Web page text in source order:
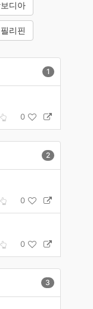
디아
필리핀
1
0
2
0
0
3